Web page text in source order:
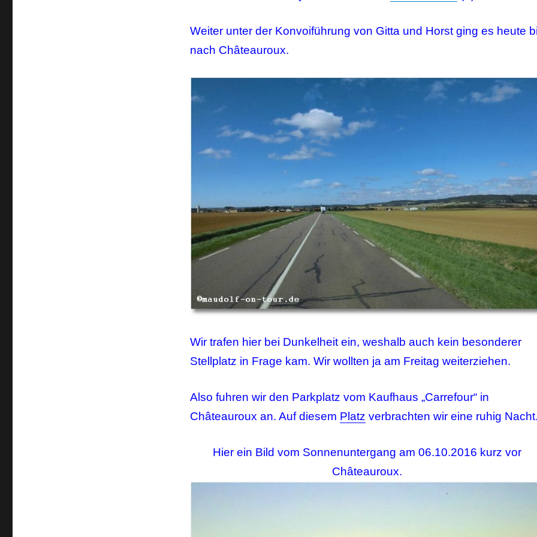
Weiter unter der Konvoiführung von Gitta und Horst ging es heute
nach Châteauroux.
Wir trafen hier bei Dunkelheit ein, weshalb auch kein besonderer
Stellplatz in Frage kam. Wir wollten ja am Freitag weiterziehen.
Also fuhren wir den Parkplatz vom Kaufhaus „Carrefour“ in
Châteauroux an. Auf diesem Platz verbrachten wir eine ruhig
Hier ein Bild vom Sonnenuntergang am 06.10.2016 kurz vor
Châteauroux.